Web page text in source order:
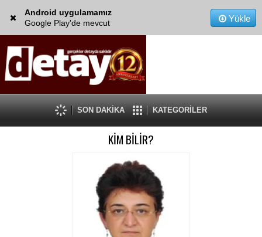
Android uygulamamız
Google Play'de mevcut
Yükle
SON DAKİKA KATEGORİLER
KİM BİLİR?